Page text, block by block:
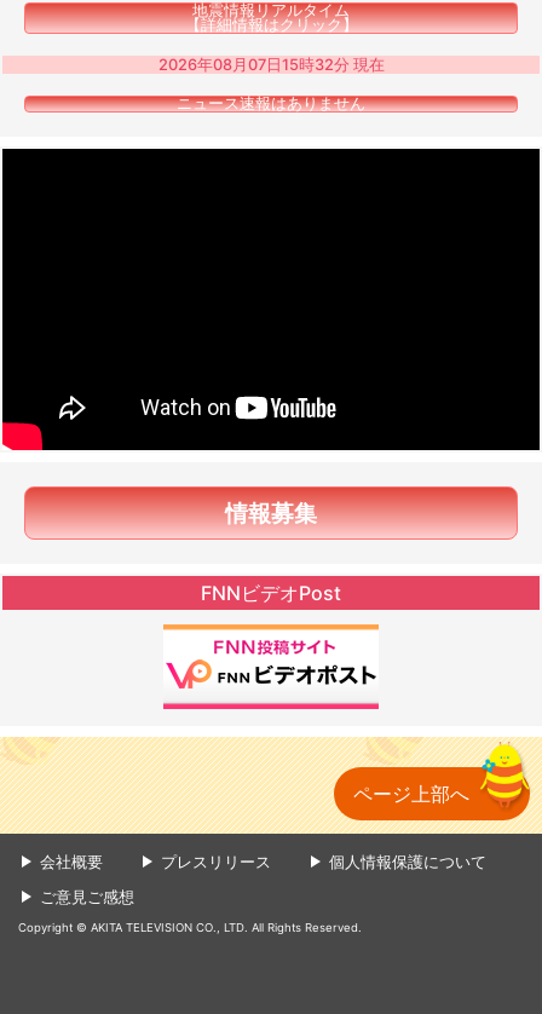
地震情報リアルタイム
【詳細情報はクリック】
2026年08月07日15時32分 現在
ニュース速報はありません
情報募集
FNNビデオPost
ページ上部へ
会社概要 プレスリリース
個人情報保護について
ご意見ご感想
Copyright © AKITA TELEVISION CO., LTD. All Rights Reserved.